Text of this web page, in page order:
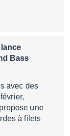
Bass
avec des
une
à filets